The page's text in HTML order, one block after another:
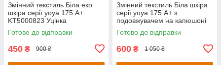
Змінний текстиль Біла еко
шкіра серії yoya 175 А+
KT5000823 Уцінка
Готово до відправки
450 ₴ 900 ₴
Змінний текстиль Біла шкіра
серії yoya 175 А+ з
подовжувачем на капюшоні
KT5000721 Уцінка
Готово до відправки
600 ₴ 1 050 ₴